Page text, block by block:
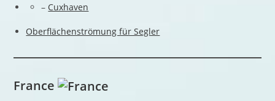
– Cuxhaven
Oberflächenströmung für Segler
France